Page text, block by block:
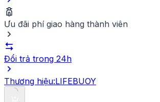
với nước.
Ưu đãi phí giao hàng thành viên
Đổi trả trong 24h
Thương hiệu:LIFEBUOY